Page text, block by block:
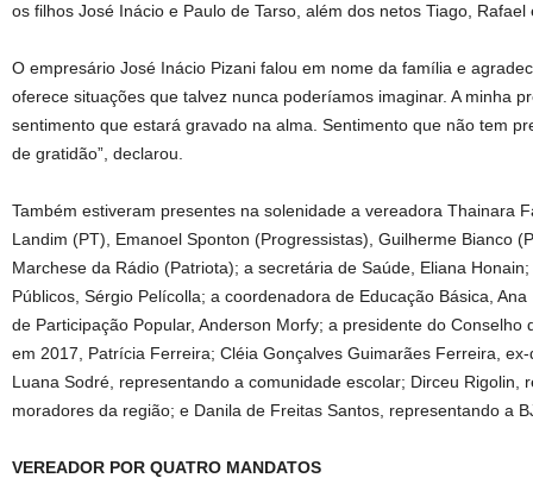
os filhos José Inácio e Paulo de Tarso, além dos netos Tiago, Rafael
O empresário José Inácio Pizani falou em nome da família e
oferece situações que talvez nunca poderíamos imaginar. A minha
sentimento que estará gravado na alma. Sentimento que não tem
de gratidão”, declarou.
Também estiveram presentes na solenidade a vereadora Thainara
Landim (PT), Emanoel Sponton (Progressistas), Guilherme Bianco
Marchese da Rádio (Patriota); a secretária de Saúde, Eliana
Públicos, Sérgio Pelícolla; a coordenadora de Educação Básica,
de Participação Popular, Anderson Morfy; a presidente do Conselho
em 2017, Patrícia Ferreira; Cléia Gonçalves Guimarães Ferreira,
Luana Sodré, representando a comunidade escolar; Dirceu Rigolin,
moradores da região; e Danila de Freitas Santos, representando a
VEREADOR POR QUATRO MANDATOS